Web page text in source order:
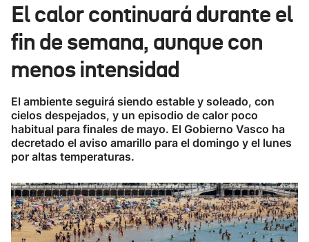
Ikusmiran
Eguraldia
El calor continuará durante el
fin de semana, aunque con
menos intensidad
El ambiente seguirá siendo estable y soleado, con
cielos despejados, y un episodio de calor poco
habitual para finales de mayo. El Gobierno Vasco ha
decretado el aviso amarillo para el domingo y el lunes
por altas temperaturas.